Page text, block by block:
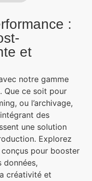
:
et
notre gamme
Que ce soit pour
ou l’archivage,
des
une solution
Explorez
pour booster
créativité et